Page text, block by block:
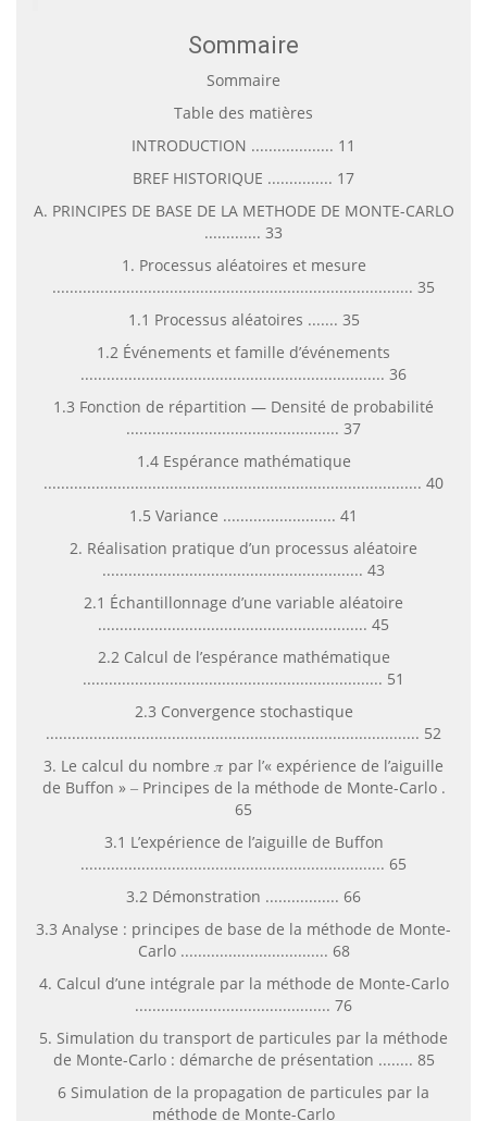
Sommaire
Sommaire
Table des matières
INTRODUCTION ................... 11
BREF HISTORIQUE ............... 17
A. PRINCIPES DE BASE DE LA METHODE DE MONTE-CARLO
............. 33
1. Processus aléatoires et mesure
................................................................................... 35
1.1 Processus aléatoires ....... 35
1.2 Événements et famille d’événements
...................................................................... 36
1.3 Fonction de répartition — Densité de probabilité
................................................. 37
1.4 Espérance mathématique
....................................................................................... 40
1.5 Variance .......................... 41
2. Réalisation pratique d’un processus aléatoire
............................................................ 43
2.1 Échantillonnage d’une variable aléatoire
.............................................................. 45
2.2 Calcul de l’espérance mathématique
..................................................................... 51
2.3 Convergence stochastique
...................................................................................... 52
3. Le calcul du nombre 𝜋 par l’« expérience de l’aiguille
de Buffon » ‒ Principes de la méthode de Monte-Carlo .
65
3.1 L’expérience de l’aiguille de Buffon
...................................................................... 65
3.2 Démonstration ................. 66
3.3 Analyse : principes de base de la méthode de Monte-
Carlo .................................. 68
4. Calcul d’une intégrale par la méthode de Monte-Carlo
............................................. 76
5. Simulation du transport de particules par la méthode
de Monte-Carlo : démarche de présentation ........ 85
6 Simulation de la propagation de particules par la
méthode de Monte-Carlo